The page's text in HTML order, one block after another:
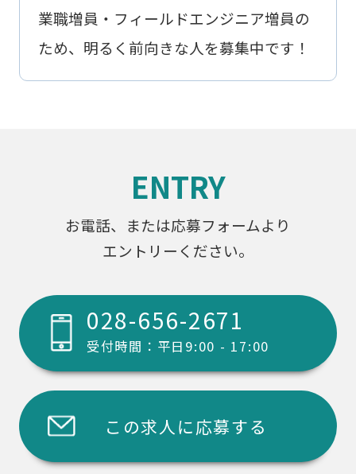
業職増員・フィールドエンジニア増員の
ため、明るく前向きな人を募集中です！
ENTRY
お電話、または応募フォームより
エントリーください。
028-656-2671
受付時間：平日9:00 - 17:00
この求人に応募する